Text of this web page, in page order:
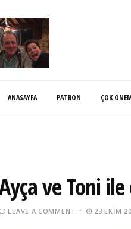
ANASAYFA PATRON ÇOK
ve Toni
LEAVE A COMMENT 23 EKIM